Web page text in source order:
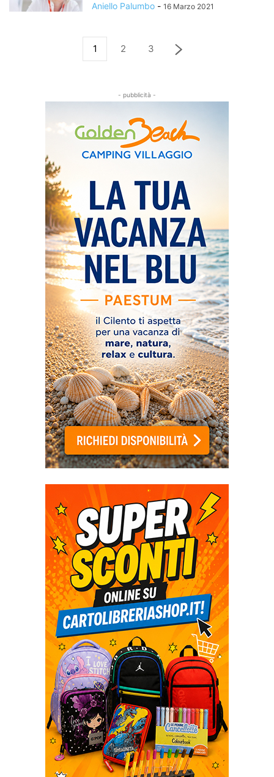
Aniello Palumbo - 16 Marzo 2021
1 2 3
- pubblicità -